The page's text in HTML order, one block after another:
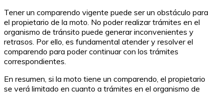
Tener un comparendo vigente puede ser un obstáculo para
el propietario de la moto. No poder realizar trámites en el
organismo de tránsito puede generar inconvenientes y
retrasos. Por ello, es fundamental atender y resolver el
comparendo para poder continuar con los trámites
correspondientes.
En resumen, si la moto tiene un comparendo, el propietario
se verá limitado en cuanto a trámites en el organismo de